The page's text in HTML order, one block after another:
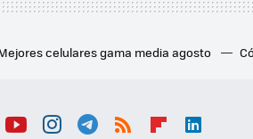
celulares gama media agosto